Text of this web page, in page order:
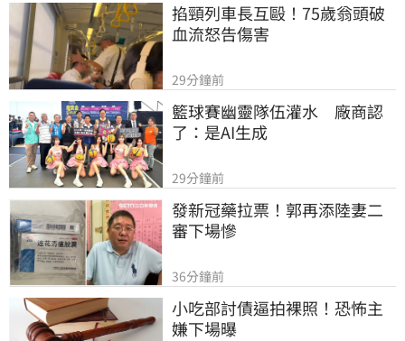
掐頸列車長互毆！75歲翁頭破
血流怒告傷害
29分鐘前
籃球賽幽靈隊伍灌水　廠商認
了：是AI生成
29分鐘前
發新冠藥拉票！郭再添陸妻二
審下場慘
36分鐘前
小吃部討債逼拍裸照！恐怖主
嫌下場曝